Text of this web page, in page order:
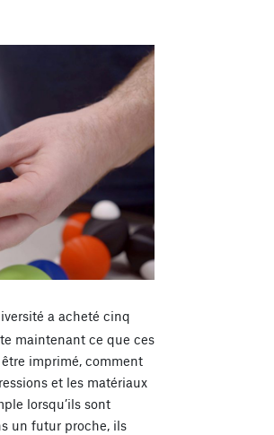
a acheté cinq
maintenant ce que ces
imprimé, comment
et les matériaux
lorsqu’ils sont
un futur proche, ils